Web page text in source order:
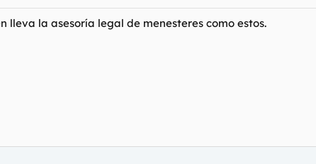
lleva la asesoría legal de menesteres como estos.